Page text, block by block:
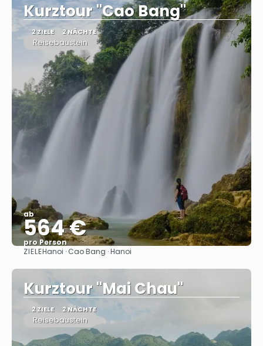
Kurztour "Cao Bang"
2 ZIELE 2 NÄCHTE
Reisebaustein
ab
564 €
pro Person
Sehen
ZIELEHanoi · Cao Bang · Hanoi
Kurztour "Mai Chau"
2 ZIELE 2 NÄCHTE
Reisebaustein